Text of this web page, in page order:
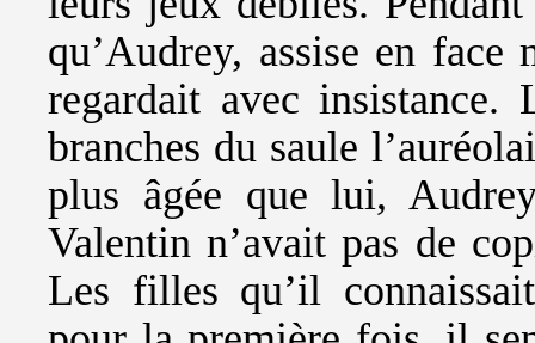
qu’Audrey, assise en
regardait avec
branches du saule
plus âgée que lui,
Valentin n’avait pas de
Les filles qu’il